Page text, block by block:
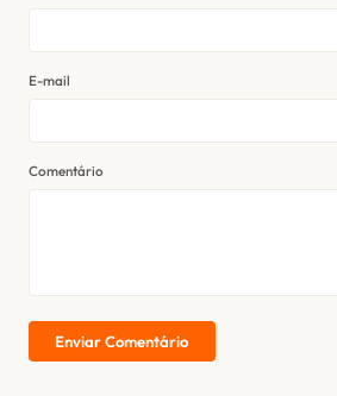
E-mail
Comentário
Enviar Comentário